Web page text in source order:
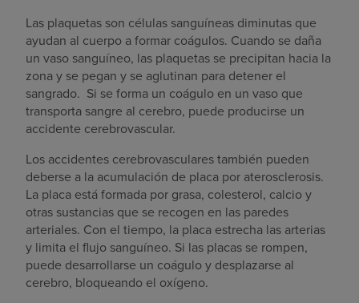
Las plaquetas son células sanguíneas diminutas que
ayudan al cuerpo a formar coágulos. Cuando se daña
un vaso sanguíneo, las plaquetas se precipitan hacia la
zona y se pegan y se aglutinan para detener el
sangrado. Si se forma un coágulo en un vaso que
transporta sangre al cerebro, puede producirse un
accidente cerebrovascular.
Los accidentes cerebrovasculares también pueden
deberse a la acumulación de placa por aterosclerosis.
La placa está formada por grasa, colesterol, calcio y
otras sustancias que se recogen en las paredes
arteriales. Con el tiempo, la placa estrecha las arterias
y limita el flujo sanguíneo. Si las placas se rompen,
puede desarrollarse un coágulo y desplazarse al
cerebro, bloqueando el oxígeno.